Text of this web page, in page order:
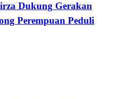
Dukung Gerakan
Perempuan Peduli